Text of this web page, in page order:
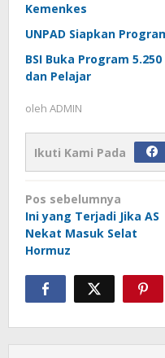
Kemenkes
UNPAD Siapkan
BSI Buka Program
dan Pelajar
oleh ADMIN
Ikuti Kami Pada
Navigasi
pos
Pos sebelumnya
Ini yang Terjadi Jika AS
Nekat Masuk Selat
Hormuz